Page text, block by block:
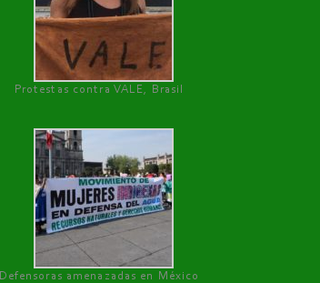
Protestas contra VALE, Brasil
Defensoras amenazadas en México